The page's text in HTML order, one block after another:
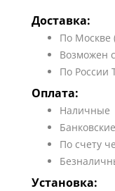
Доставка:
По Москве
Возможен
По России
Оплата:
Наличные
По счету
Установка: